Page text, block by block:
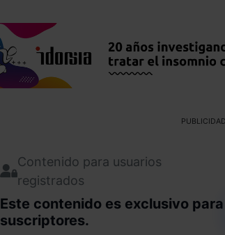
PUBLICIDAD
Contenido para usuarios
registrados
Este contenido es exclusivo para
suscriptores.